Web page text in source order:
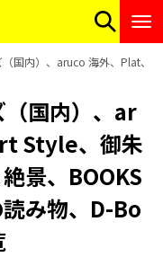
国内）、aruco 海外、Plat、
（国内）、ar
Style、御朱
景、BOOKS
み物、D-Bo